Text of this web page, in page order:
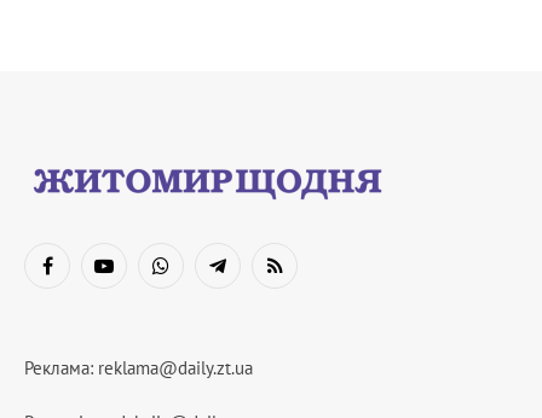
FacebookYouTubeWhatsAppTelegramRSS
Реклама: reklama@daily.zt.ua